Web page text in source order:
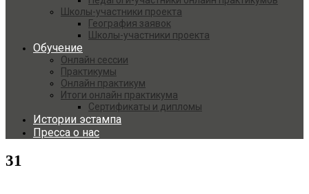
Школы-участники проекта
География заявок
Школы-участники проекта
Обучение
Онлайн сессии
Практикумы
Онлайн практикум
Итоги онлайн практикума
Сертификаты и дипломы
Истории эстампа
Пресса о нас
31